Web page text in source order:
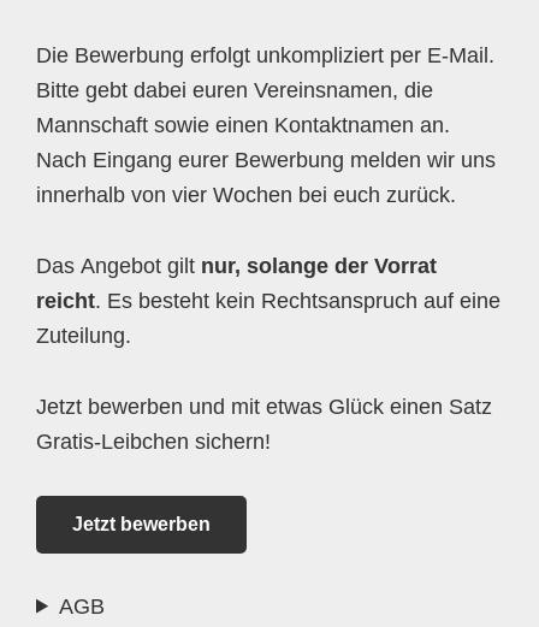
Die Bewerbung erfolgt unkompliziert per E-Mail.
Bitte gebt dabei euren Vereinsnamen, die
Mannschaft sowie einen Kontaktnamen an.
Nach Eingang eurer Bewerbung melden wir uns
innerhalb von vier Wochen bei euch zurück.
Das Angebot gilt nur, solange der Vorrat
reicht. Es besteht kein Rechtsanspruch auf eine
Zuteilung.
Jetzt bewerben und mit etwas Glück einen Satz
Gratis-Leibchen sichern!
Jetzt bewerben
AGB